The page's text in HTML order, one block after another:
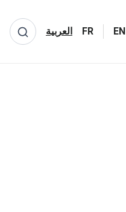
EN
FR العربية